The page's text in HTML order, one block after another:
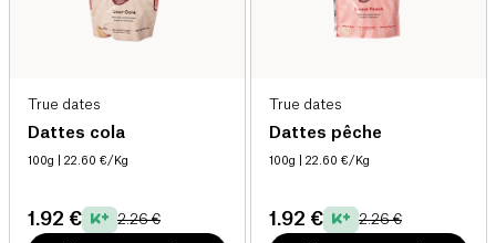
True dates
Dattes cola
100g | 22.60 €/Kg
1.92 € 2.26 €
True dates
Dattes pêche
100g | 22.60 €/Kg
1.92 € 2.26 €